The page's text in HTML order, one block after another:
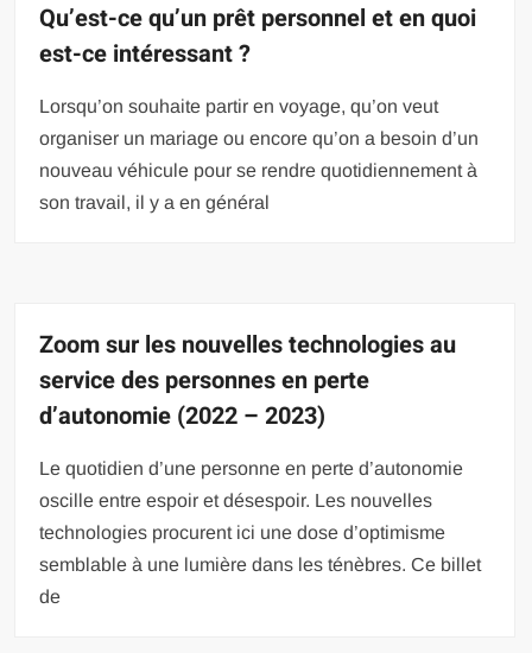
Qu’est-ce qu’un prêt personnel et en quoi
est-ce intéressant ?
Lorsqu’on souhaite partir en voyage, qu’on veut
organiser un mariage ou encore qu’on a besoin d’un
nouveau véhicule pour se rendre quotidiennement à
son travail, il y a en général
Zoom sur les nouvelles technologies au
service des personnes en perte
d’autonomie (2022 – 2023)
Le quotidien d’une personne en perte d’autonomie
oscille entre espoir et désespoir. Les nouvelles
technologies procurent ici une dose d’optimisme
semblable à une lumière dans les ténèbres. Ce billet
de